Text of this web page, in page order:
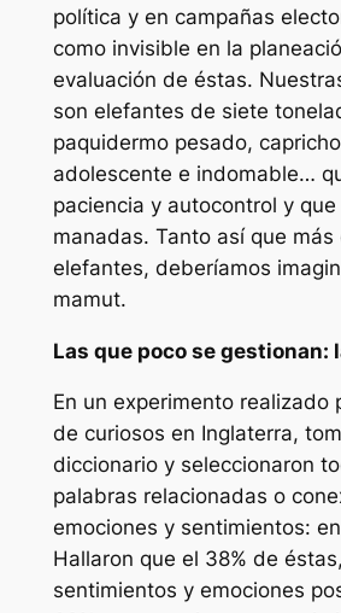
política y en campañas
como invisible en la
evaluación de éstas.
son elefantes de siete
paquidermo pesado,
adolescente e indomable…
paciencia y autocontrol y
manadas. Tanto así que
elefantes, deberíamos
mamut.
Las que poco se gestionan:
En un experimento realizado
de curiosos en Inglaterra,
diccionario y seleccionaron
palabras relacionadas o
emociones y sentimientos:
Hallaron que el 38% de
sentimientos y emociones